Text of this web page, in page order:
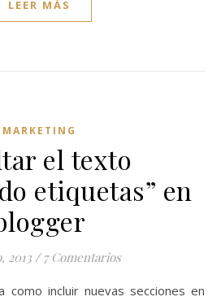
LEER MÁS
MARKETING
el texto
etiquetas” en
2013 / 7 Comentarios